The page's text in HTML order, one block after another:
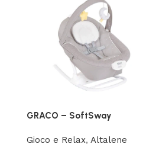
GRACO – SoftSway
Gioco e Relax, Altalene